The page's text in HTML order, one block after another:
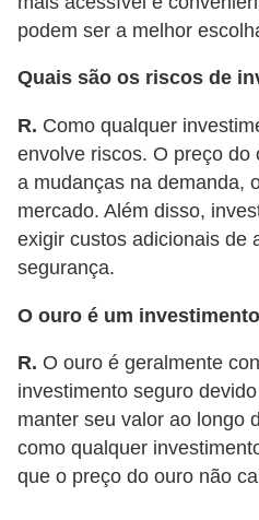
podem ser a melhor
Quais são os riscos de
R. Como qualquer
envolve riscos. O preço do
a mudanças na demanda,
mercado. Além disso,
exigir custos adicionais de
segurança.
O ouro é um
R. O ouro é geralmente
investimento seguro
manter seu valor ao longo
como qualquer
que o preço do ouro não
e
c
i
a
ç
ã
o
u
p
a